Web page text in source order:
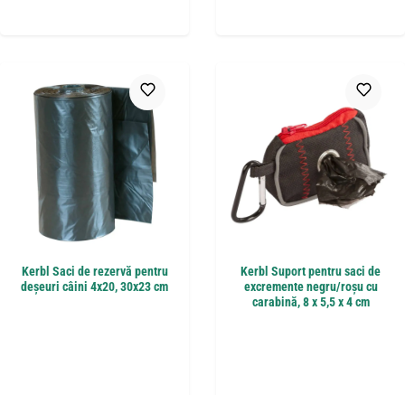
Kerbl Saci de rezervă pentru
deșeuri câini 4x20, 30x23 cm
Kerbl Suport pentru saci de
excremente negru/roșu cu
carabină, 8 x 5,5 x 4 cm